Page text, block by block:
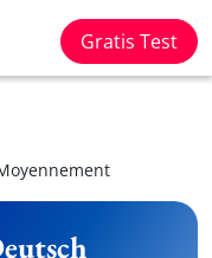
Gratis Test